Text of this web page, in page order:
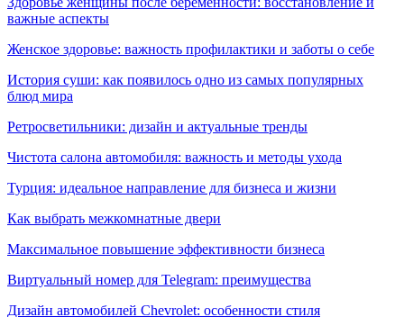
важные аспекты
Женское здоровье: важность профилактики и заботы о себе
История суши: как появилось одно из самых популярных
блюд мира
Ретросветильники: дизайн и актуальные тренды
Чистота салона автомобиля: важность и методы ухода
Турция: идеальное направление для бизнеса и жизни
Как выбрать межкомнатные двери
Максимальное повышение эффективности бизнеса
Виртуальный номер для Telegram: преимущества
Дизайн автомобилей Chevrolet: особенности стиля